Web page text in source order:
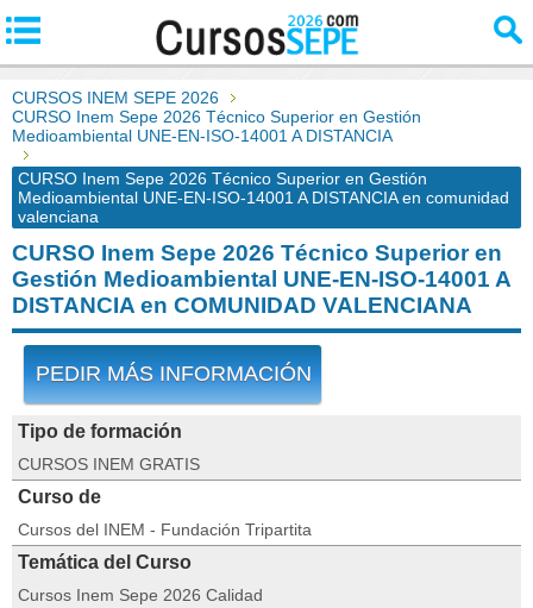
CURSOS INEM SEPE 2026
CURSO Inem Sepe 2026 Técnico Superior en Gestión
Medioambiental UNE-EN-ISO-14001 A DISTANCIA
CURSO Inem Sepe 2026 Técnico Superior en Gestión
Medioambiental UNE-EN-ISO-14001 A DISTANCIA en comunidad
valenciana
CURSO Inem Sepe 2026 Técnico Superior en
Gestión Medioambiental UNE-EN-ISO-14001 A
DISTANCIA en COMUNIDAD VALENCIANA
PEDIR MÁS INFORMACIÓN
Tipo de formación
CURSOS INEM GRATIS
Curso de
Cursos del INEM - Fundación Tripartita
Temática del Curso
Cursos Inem Sepe 2026 Calidad